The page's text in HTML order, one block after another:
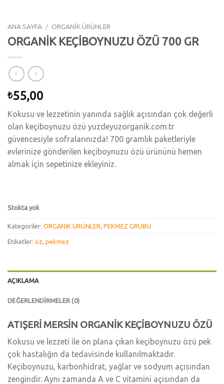
ANA SAYFA / ORGANİK ÜRÜNLER
ORGANİK KEÇİBOYNUZU ÖZÜ 700 GR
₺55,00
Kokusu ve lezzetinin yanında sağlık açısından çok değerli
olan keçiboynuzu özü yuzdeyuzorganik.com.tr
güvencesiyle sofralarınızda! 700 gramlık paketleriyle
evlerinize gönderilen keçiboynuzu özü ürününü hemen
almak için sepetinize ekleyiniz.
Stokta yok
Kategoriler: ORGANİK ÜRÜNLER, PEKMEZ GRUBU
Etiketler: öz, pekmez
AÇIKLAMA
DEĞERLENDIRMELER (0)
ATIŞERİ MERSİN ORGANİK KEÇİBOYNUZU ÖZÜ
Kokusu ve lezzeti ile ön plana çıkan keçiboynuzu özü pek
çok hastalığın da tedavisinde kullanılmaktadır.
Keçiboynuzu, karbonhidrat, yağlar ve sodyum açısından
zengindir. Aynı zamanda A ve C vitamini açısından da